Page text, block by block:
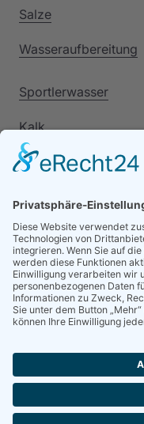
Salze
Wasseraufbereitung
Sportlerwasser
Kalk